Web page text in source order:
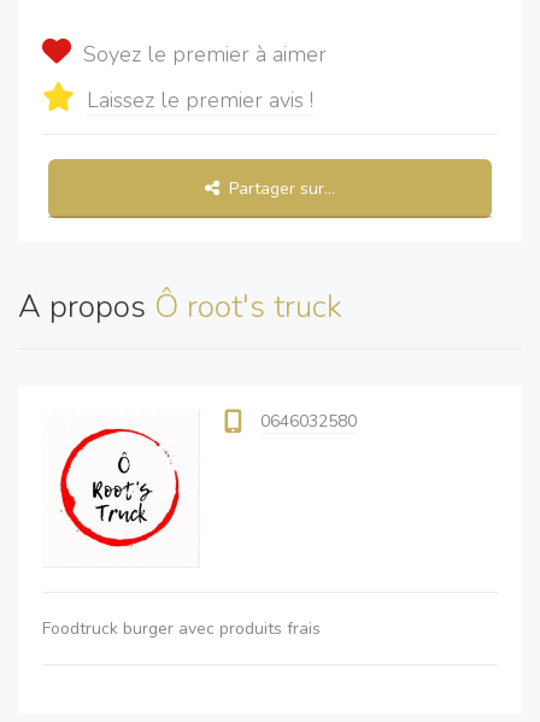
Soyez le premier à aimer
Laissez le premier avis !
Partager sur...
A propos Ô root's truck
0646032580
Foodtruck burger avec produits frais